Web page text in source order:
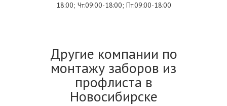
18:00; Чт:09:00-18:00; Пт:09:00-18:00
Другие компании по
монтажу заборов из
профлиста в
Новосибирске